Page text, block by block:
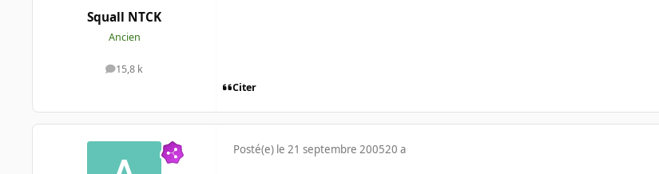
Squall NTCK
Ancien
15,8 k
messages
Citer
Posté(e) le 21 septembre 200520 a